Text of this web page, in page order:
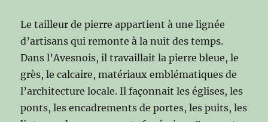
Le tailleur de pierre appartient à une lignée
d’artisans qui remonte à la nuit des temps.
Dans l’Avesnois, il travaillait la pierre bleue, le
grès, le calcaire, matériaux emblématiques de
l’architecture locale. Il façonnait les églises, les
ponts, les encadrements de portes, les puits, les